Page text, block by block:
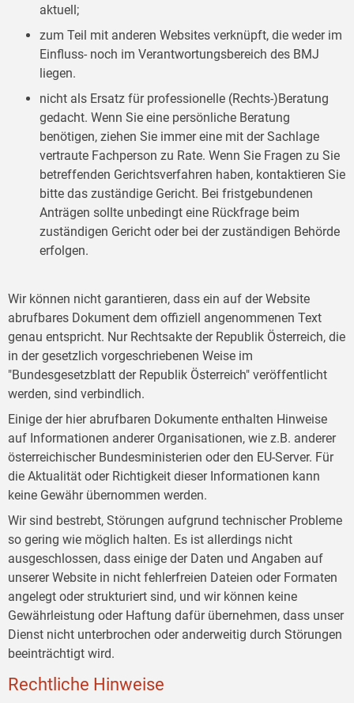
aktuell;
zum Teil mit anderen Websites verknüpft, die weder im
Einfluss- noch im Verantwortungsbereich des BMJ
liegen.
nicht als Ersatz für professionelle (Rechts-)Beratung
gedacht. Wenn Sie eine persönliche Beratung
benötigen, ziehen Sie immer eine mit der Sachlage
vertraute Fachperson zu Rate. Wenn Sie Fragen zu Sie
betreffenden Gerichtsverfahren haben, kontaktieren Sie
bitte das zuständige Gericht. Bei fristgebundenen
Anträgen sollte unbedingt eine Rückfrage beim
zuständigen Gericht oder bei der zuständigen Behörde
erfolgen.
Wir können nicht garantieren, dass ein auf der Website
abrufbares Dokument dem offiziell angenommenen Text
genau entspricht. Nur Rechtsakte der Republik Österreich, die
in der gesetzlich vorgeschriebenen Weise im
"Bundesgesetzblatt der Republik Österreich" veröffentlicht
werden, sind verbindlich.
Einige der hier abrufbaren Dokumente enthalten Hinweise
auf Informationen anderer Organisationen, wie z.B. anderer
österreichischer Bundesministerien oder den EU-Server. Für
die Aktualität oder Richtigkeit dieser Informationen kann
keine Gewähr übernommen werden.
Wir sind bestrebt, Störungen aufgrund technischer Probleme
so gering wie möglich halten. Es ist allerdings nicht
ausgeschlossen, dass einige der Daten und Angaben auf
unserer Website in nicht fehlerfreien Dateien oder Formaten
angelegt oder strukturiert sind, und wir können keine
Gewährleistung oder Haftung dafür übernehmen, dass unser
Dienst nicht unterbrochen oder anderweitig durch Störungen
beeinträchtigt wird.
Rechtliche Hinweise